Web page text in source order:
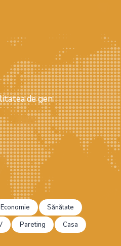
de gen
Economie
Sănătate
Pareting
Casa